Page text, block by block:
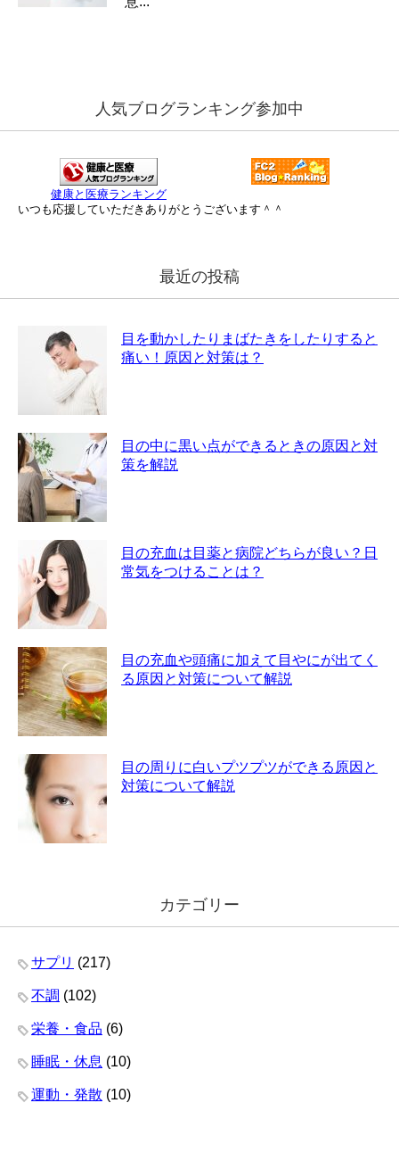
人気ブログランキング参加中
健康と医療ランキング
いつも応援していただきありがとうございます＾＾
最近の投稿
目を動かしたりまばたきをしたりすると
痛い！原因と対策は？
目の中に黒い点ができるときの原因と対
策を解説
目の充血は目薬と病院どちらが良い？日
常気をつけることは？
目の充血や頭痛に加えて目やにが出てく
る原因と対策について解説
目の周りに白いプツプツができる原因と
対策について解説
カテゴリー
サプリ (217)
不調 (102)
栄養・食品 (6)
睡眠・休息 (10)
運動・発散 (10)